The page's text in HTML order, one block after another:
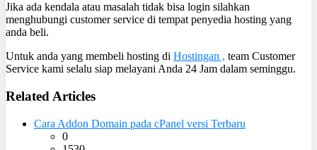
Jika ada kendala atau masalah tidak bisa login silahkan
menghubungi customer service di tempat penyedia hosting yang
anda beli.
Untuk anda yang membeli hosting di Hostingan , team Customer
Service kami selalu siap melayani Anda 24 Jam dalam seminggu.
Related Articles
Cara Addon Domain pada cPanel versi Terbaru
0